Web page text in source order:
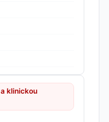
klinickou